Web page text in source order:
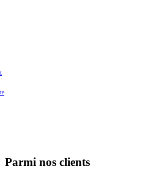
Parmi nos clients